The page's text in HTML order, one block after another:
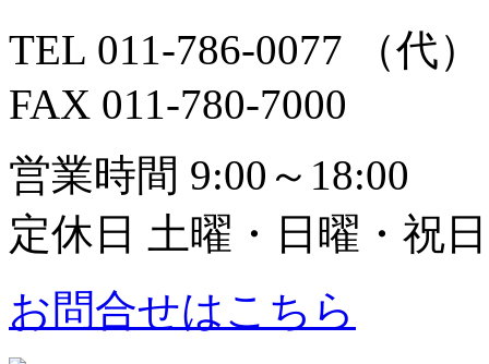
TEL 011-786-0077 （代）
FAX 011-780-7000
営業時間 9:00～18:00
定休日 土曜・日曜・祝日
お問合せはこちら